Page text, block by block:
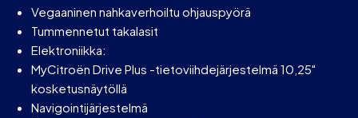
Vegaaninen nahkaverhoiltu ohjauspyörä
Tummennetut takalasit
Elektroniikka:
MyCitroën Drive Plus -tietoviihdejärjestelmä 10,25"
kosketusnäytöllä
Navigointijärjestelmä